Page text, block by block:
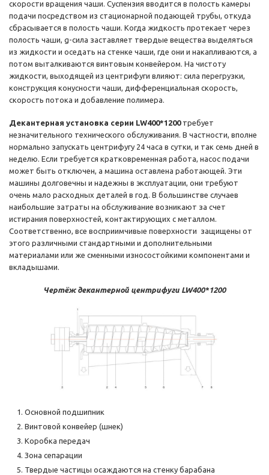
скорости вращения чаши. Суспензия вводится в полость камеры
подачи посредством из стационарной подающей трубы, откуда
сбрасывается в полость чаши. Когда жидкость протекает через
полость чаши, g-сила заставляет твердые вещества выделяться
из жидкости и оседать на стенке чаши, где они и накапливаются, а
потом выталкиваются винтовым конвейером. На чистоту
жидкости, выходящей из центрифуги влияют: сила перегрузки,
конструкция конусности чаши, дифференциальная скорость,
скорость потока и добавление полимера.
Декантерная установка серии LW400*1200 требует
незначительного технического обслуживания. В частности, вполне
нормально запускать центрифугу 24 часа в сутки, и так семь дней в
неделю. Если требуется кратковременная работа, насос подачи
может быть отключен, а машина оставлена работающей. Эти
машины долговечны и надежны в эксплуатации, они требуют
очень мало расходных деталей в год. В большинстве случаев
наибольшие затраты на обслуживание возникают за счет
истирания поверхностей, контактирующих с металлом.
Соответственно, все восприимчивые поверхности защищены от
этого различными стандартными и дополнительными
материалами или же сменными износостойкими компонентами и
вкладышами.
Чертёж декантерной центрифуги LW400*1200
Основной подшипник
Винтовой конвейер (шнек)
Коробка передач
Зона сепарации
Твердые частицы осаждаются на стенку барабана